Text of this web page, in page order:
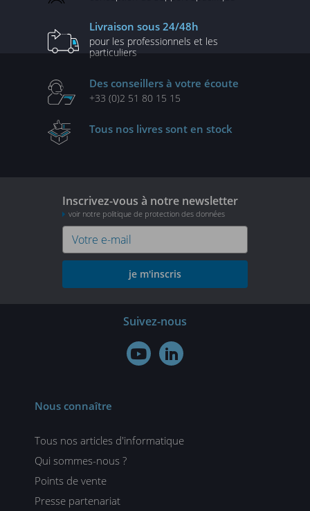
Livraison sous 24/48h
pour les professionnels et les
particuliers
Des conseillers à votre écoute
+33 (0)2 51 80 15 15
Tous nos livres sont en stock
Inscrivez-vous à notre newsletter
voir notre politique de protection des données
je m'inscris
Suivez-nous
 
Nous connaître
Tous nos articles d'informatique
Qui sommes-nous ?
Points de vente
Presse partenariat